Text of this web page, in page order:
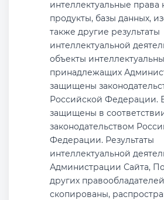
интеллектуальные
продукты, базы данных,
также другие результаты
интеллектуальной
объекты
принадлежащих
защищены
Российской Федерации.
защищены в
законодательством
Федерации. Результаты
интеллектуальной
Администрации Сайта,
других
скопированы,